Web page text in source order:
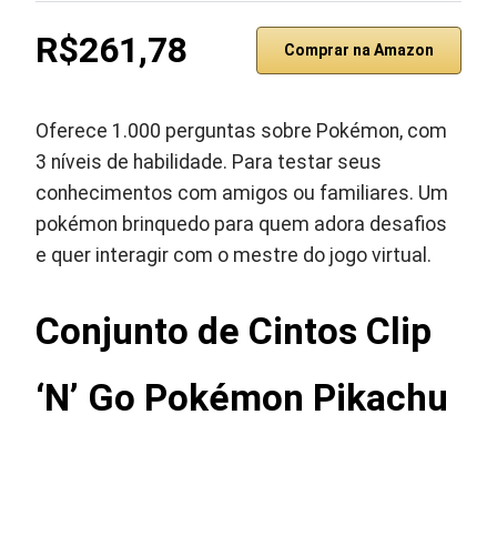
R$261,78 Comprar na Amazon
Oferece 1.000 perguntas sobre Pokémon, com
3 níveis de habilidade. Para testar seus
conhecimentos com amigos ou familiares. Um
pokémon brinquedo para quem adora desafios
e quer interagir com o mestre do jogo virtual.
Conjunto de Cintos Clip
‘N’ Go Pokémon Pikachu